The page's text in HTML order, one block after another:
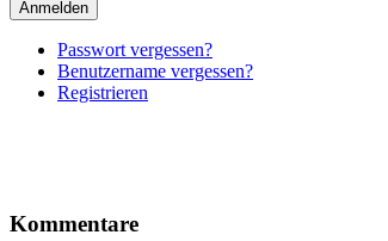
Anmelden
Passwort vergessen?
Benutzername vergessen?
Registrieren
Kommentare